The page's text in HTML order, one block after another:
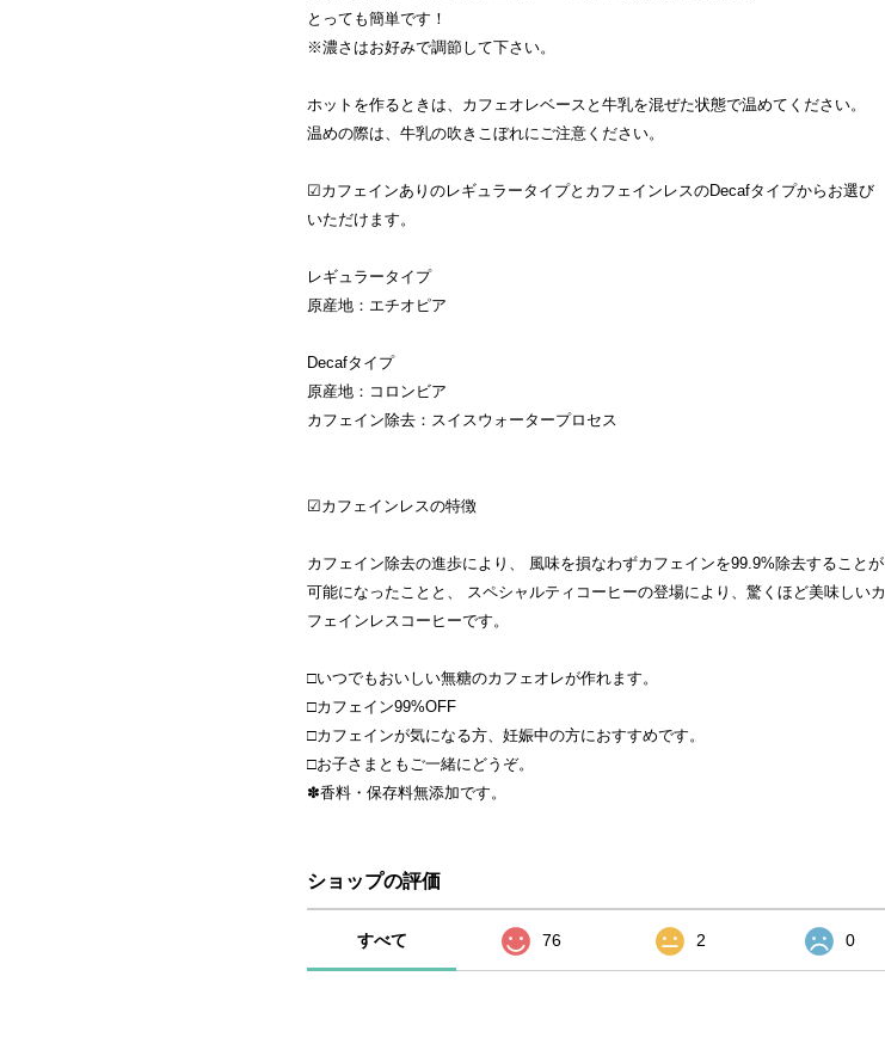
とっても簡単です！
※濃さはお好みで調節して下さい。
ホットを作るときは、カフェオレベースと牛乳を混ぜた状態で温めてください。
温めの際は、牛乳の吹きこぼれにご注意ください。
☑カフェインありのレギュラータイプとカフェインレスのDecafタイプからお選び
いただけます。
レギュラータイプ
原産地：エチオピア
Decafタイプ
原産地：コロンビア
カフェイン除去：スイスウォータープロセス
☑カフェインレスの特徴
カフェイン除去の進歩により、 風味を損なわずカフェインを99.9%除去することが
可能になったことと、 スペシャルティコーヒーの登場により、驚くほど美味しいカ
フェインレスコーヒーです。
□いつでもおいしい無糖のカフェオレが作れます。
□カフェイン99%OFF
□カフェインが気になる方、妊娠中の方におすすめです。
□お子さまともご一緒にどうぞ。
✽香料・保存料無添加です。
ショップの評価
すべて 76 2 0